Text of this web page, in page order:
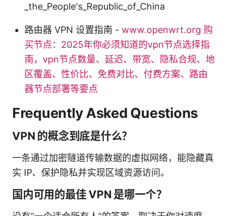
_the_People's_Republic_of_China
路由器 VPN 设置指南 - www.openwrt.org 购
买节点：2025年你必须知道的vpn节点选择指
南，vpn节点数量、延迟、带宽、隐私合规、地
区覆盖、性价比、免费对比、付费方案、路由
器节点部署等要点
Frequently Asked Questions
VPN 的概念到底是什么？
一条通过加密隧道传输数据的虚拟网络，能隐藏真
实 IP、保护隐私并实现区域资源访问。
国内可用的最佳 VPN 是哪一个？